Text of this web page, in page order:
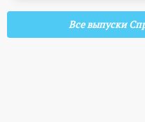
Все выпуски